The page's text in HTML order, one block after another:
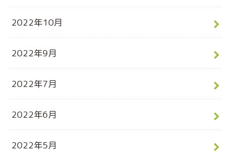
2022年10月
2022年9月
2022年7月
2022年6月
2022年5月